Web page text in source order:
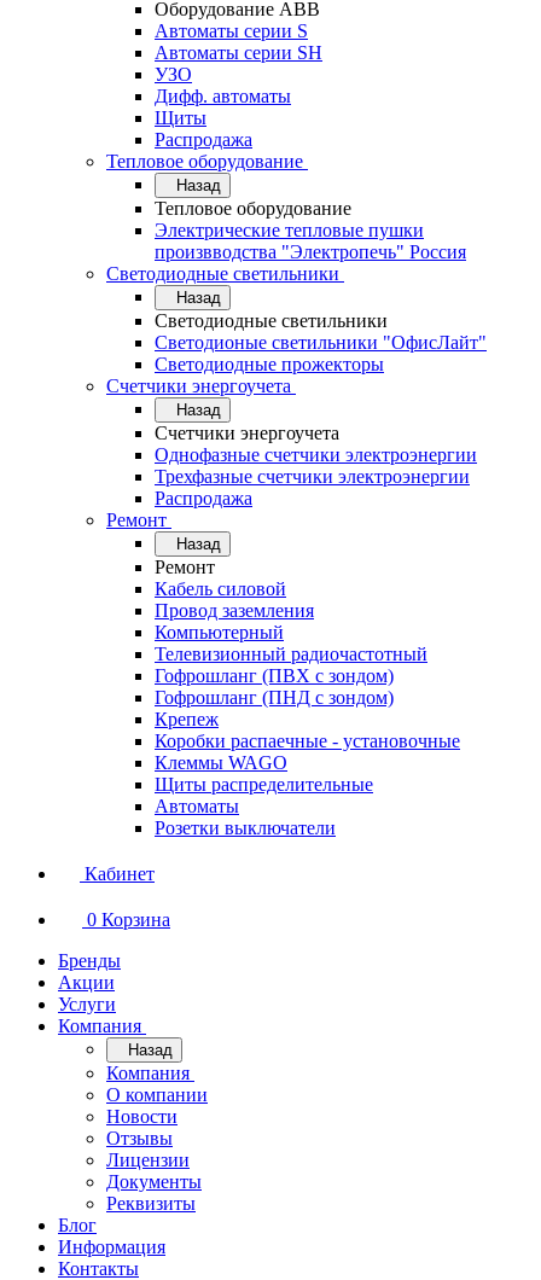
Оборудование АВВ
Автоматы серии S
Автоматы серии SH
УЗО
Дифф. автоматы
Щиты
Распродажа
Тепловое оборудование
Назад
Тепловое оборудование
Электрические тепловые пушки
произвводства "Электропечь" Россия
Светодиодные светильники
Назад
Светодиодные светильники
Светодионые светильники "ОфисЛайт"
Светодиодные прожекторы
Счетчики энергоучета
Назад
Счетчики энергоучета
Однофазные счетчики электроэнергии
Трехфазные счетчики электроэнергии
Распродажа
Ремонт
Назад
Ремонт
Кабель силовой
Провод заземления
Компьютерный
Телевизионный радиочастотный
Гофрошланг (ПВХ с зондом)
Гофрошланг (ПНД с зондом)
Крепеж
Коробки распаечные - установочные
Клеммы WAGO
Щиты распределительные
Автоматы
Розетки выключатели
Кабинет
0 Корзина
Бренды
Акции
Услуги
Компания
Назад
Компания
О компании
Новости
Отзывы
Лицензии
Документы
Реквизиты
Блог
Информация
Контакты